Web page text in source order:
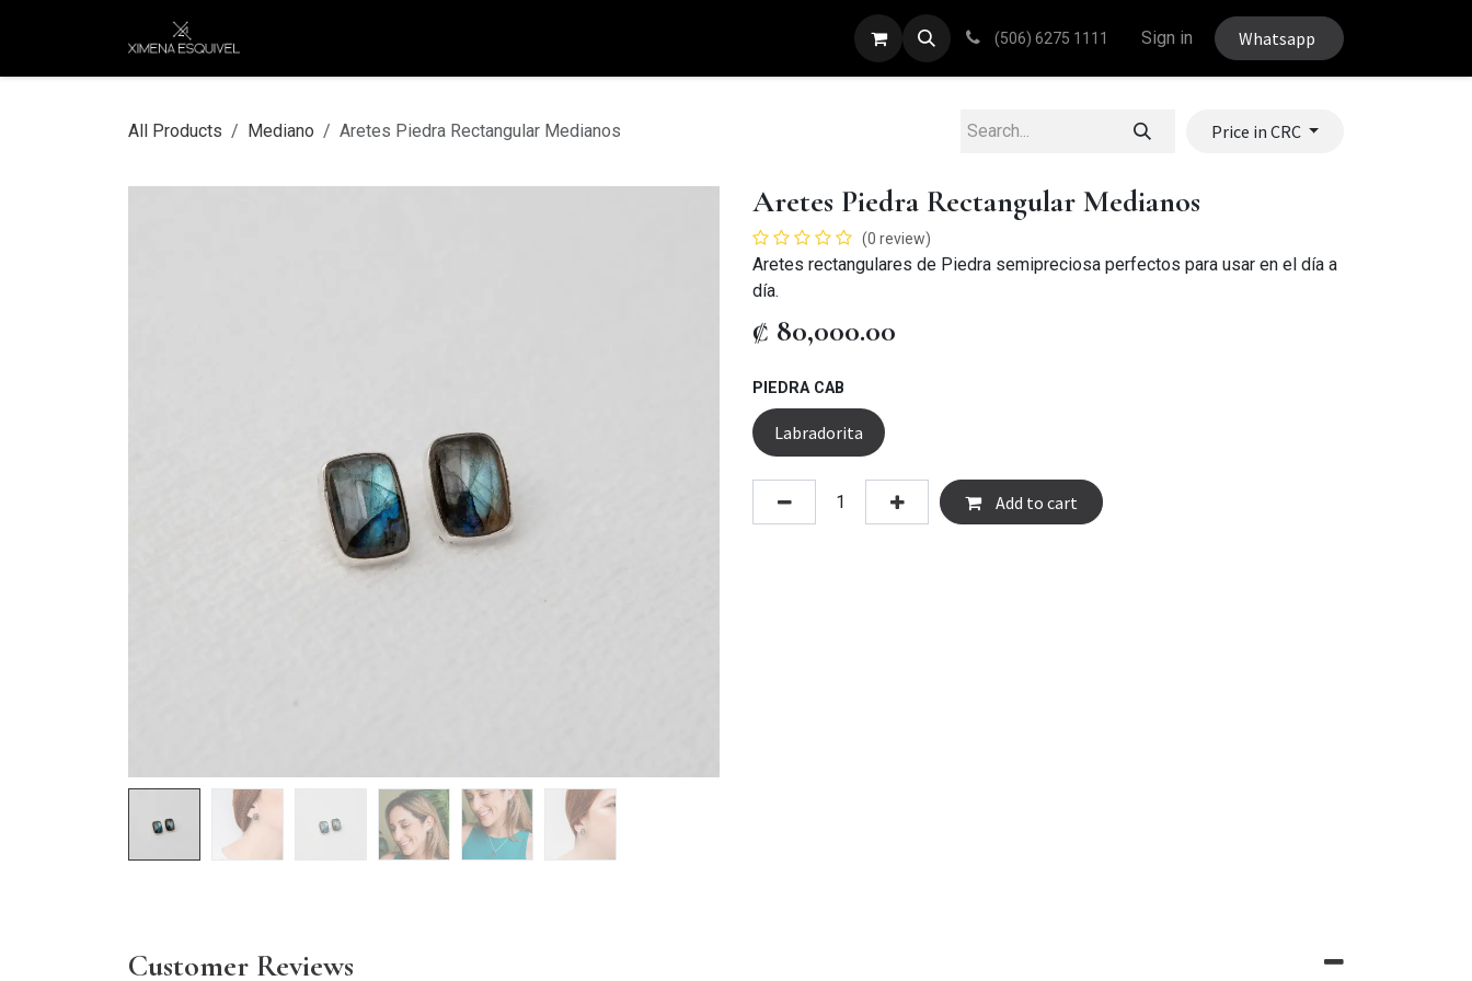
PULSERAS (506) 6275 1111 Sign in Whatsapp
All Products Mediano Aretes Piedra Rectangular Medianos Price in CRC
Aretes Piedra Rectangular Medianos
(0 review)
Aretes rectangulares de Piedra semipreciosa perfectos para usar en el día a
día.
₡ 80,000.00
PIEDRA CAB
Labradorita
Add to cart
Customer Reviews